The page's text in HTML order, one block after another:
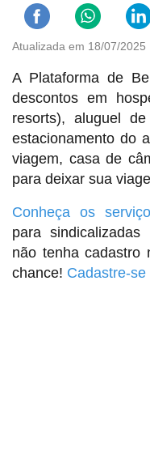
Atualizada em 18/07/2025
A Plataforma de
descontos em
resorts), aluguel
estacionamento do
viagem, casa de
para deixar sua
Conheça os
para
não tenha cadastro
chance! Cadastre-se